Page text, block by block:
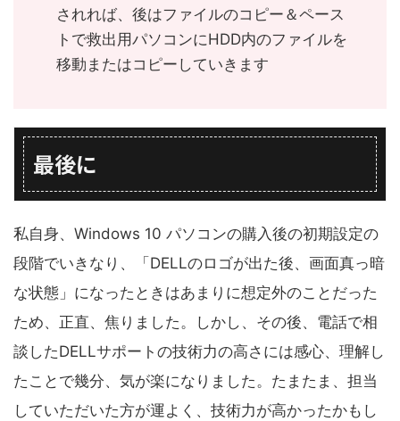
されれば、後はファイルのコピー＆ペース
トで救出用パソコンにHDD内のファイルを
移動またはコピーしていきます
最後に
私自身、Windows 10 パソコンの購入後の初期設定の
段階でいきなり、「DELLのロゴが出た後、画面真っ暗
な状態」になったときはあまりに想定外のことだった
ため、正直、焦りました。しかし、その後、電話で相
談したDELLサポートの技術力の高さには感心、理解し
たことで幾分、気が楽になりました。たまたま、担当
していただいた方が運よく、技術力が高かったかもし